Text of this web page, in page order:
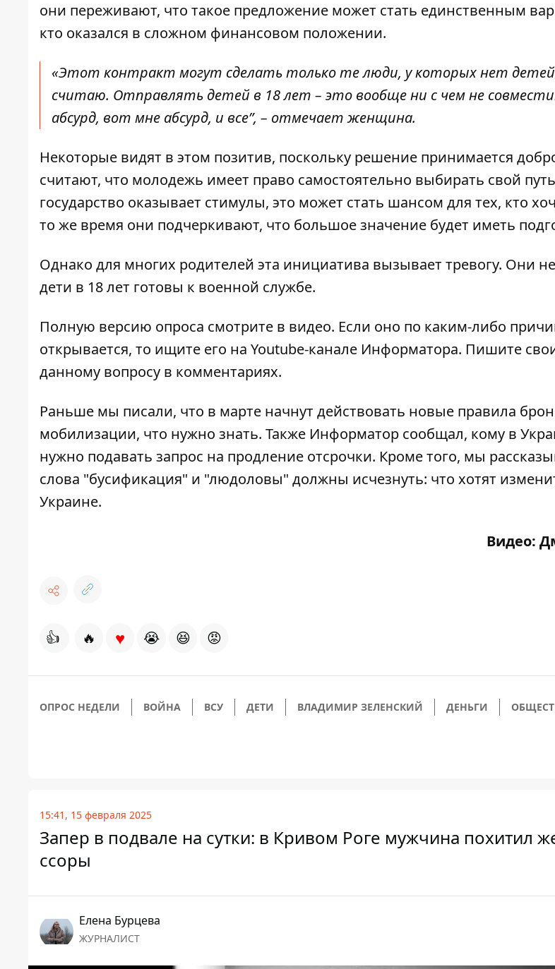
они переживают, что такое предложение может стать единственным
кто оказался в сложном финансовом положении.
«Этот контракт могут сделать только те люди, у которых нет
считаю. Отправлять детей в 18 лет – это вообще ни с чем не
абсурд, вот мне абсурд, и все”, – отмечает женщина.
Некоторые видят в этом позитив, поскольку решение принимается
считают, что молодежь имеет право самостоятельно выбирать свой
государство оказывает стимулы, это может стать шансом для тех, кто
то же время они подчеркивают, что большое значение будет иметь
Однако для многих родителей эта инициатива вызывает тревогу. Они
дети в 18 лет готовы к военной службе.
Полную версию опроса смотрите в видео. Если оно по каким-либо
открывается, то ищите его на Youtube-канале Информатора. Пишите
данному вопросу в комментариях.
Раньше мы писали, что в марте начнут действовать новые правила
мобилизации, что нужно знать. Также Информатор сообщал, кому в
нужно подавать запрос на продление отсрочки. Кроме того, мы
слова "бусификация" и "людоловы" должны исчезнуть: что хотят
Украине.
Видео:
👍 🔥 ♥ 😭 😆 😡
ОПРОС НЕДЕЛИ ВОЙНА ВСУ ДЕТИ ВЛАДИМИР ЗЕЛЕНСКИЙ ДЕНЬГИ
15:41, 15 февраля 2025
Запер в подвале на сутки: в Кривом Роге мужчина похитил
ссоры
Елена Бурцева
ЖУРНАЛИСТ